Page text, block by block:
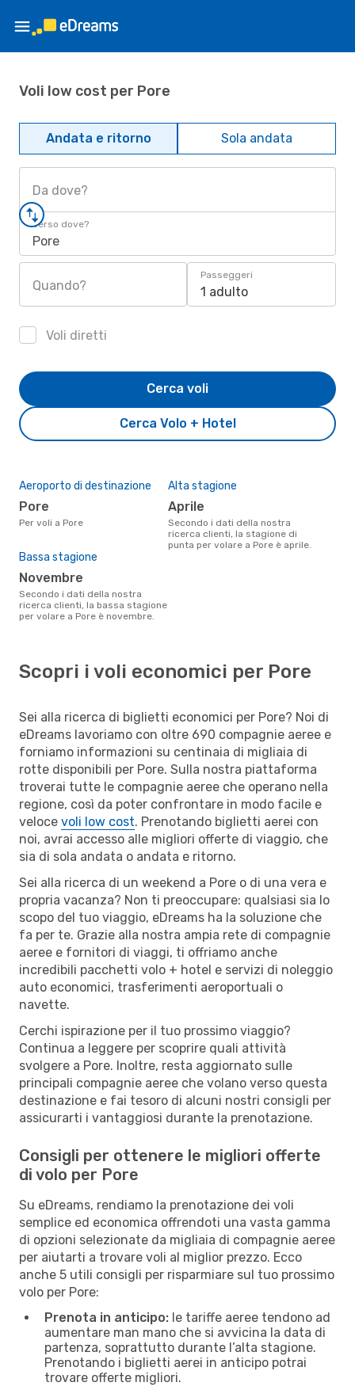
Voli low cost per Pore
Andata e ritorno Sola andata
Da dove?
Verso dove?
Pore
Quando?
Passeggeri
1 adulto
Voli diretti
Cerca Volo + Hotel
Cerca voli
Aeroporto di destinazione
Pore
Per voli a Pore
Alta stagione
aprile
Secondo i dati della nostra
ricerca clienti, la stagione di
punta per volare a Pore è aprile.
Bassa stagione
novembre
Secondo i dati della nostra
ricerca clienti, la bassa stagione
per volare a Pore è novembre.
Scopri i voli economici per Pore
Sei alla ricerca di biglietti economici per Pore? Noi di
eDreams lavoriamo con oltre 690 compagnie aeree e
forniamo informazioni su centinaia di migliaia di
rotte disponibili per Pore. Sulla nostra piattaforma
troverai tutte le compagnie aeree che operano nella
regione, così da poter confrontare in modo facile e
veloce voli low cost. Prenotando biglietti aerei con
noi, avrai accesso alle migliori offerte di viaggio, che
sia di sola andata o andata e ritorno.
Sei alla ricerca di un weekend a Pore o di una vera e
propria vacanza? Non ti preoccupare: qualsiasi sia lo
scopo del tuo viaggio, eDreams ha la soluzione che
fa per te. Grazie alla nostra ampia rete di compagnie
aeree e fornitori di viaggi, ti offriamo anche
incredibili pacchetti volo + hotel e servizi di noleggio
auto economici, trasferimenti aeroportuali o
navette.
Cerchi ispirazione per il tuo prossimo viaggio?
Continua a leggere per scoprire quali attività
svolgere a Pore. Inoltre, resta aggiornato sulle
principali compagnie aeree che volano verso questa
destinazione e fai tesoro di alcuni nostri consigli per
assicurarti i vantaggiosi durante la prenotazione.
Consigli per ottenere le migliori offerte
di volo per Pore
Su eDreams, rendiamo la prenotazione dei voli
semplice ed economica offrendoti una vasta gamma
di opzioni selezionate da migliaia di compagnie aeree
per aiutarti a trovare voli al miglior prezzo. Ecco
anche 5 utili consigli per risparmiare sul tuo prossimo
volo per Pore:
Prenota in anticipo: le tariffe aeree tendono ad
aumentare man mano che si avvicina la data di
partenza, soprattutto durante l’alta stagione.
Prenotando i biglietti aerei in anticipo potrai
trovare offerte migliori.